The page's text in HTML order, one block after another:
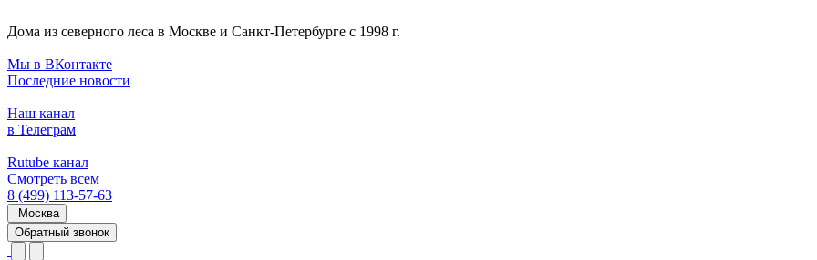
Дома из северного леса в Москве и Санкт-Петербурге с 1998 г.
Мы в ВКонтакте
Последние новости
Наш канал
в Телеграм
Rutube канал
Смотреть всем
8 (499) 113-57-63
Москва
Обратный звонок